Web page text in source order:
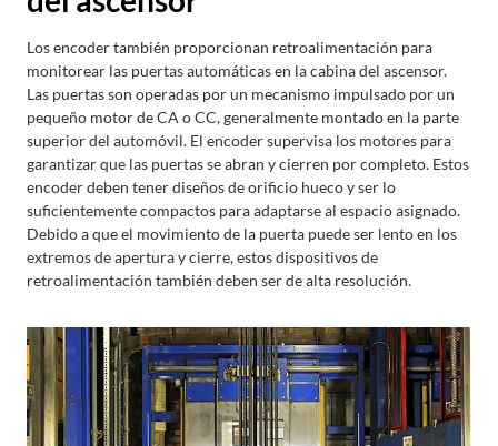
Los encoder también proporcionan retroalimentación para
monitorear las puertas automáticas en la cabina del ascensor.
Las puertas son operadas por un mecanismo impulsado por un
pequeño motor de CA o CC, generalmente montado en la parte
superior del automóvil. El encoder supervisa los motores para
garantizar que las puertas se abran y cierren por completo. Estos
encoder deben tener diseños de orificio hueco y ser lo
suficientemente compactos para adaptarse al espacio asignado.
Debido a que el movimiento de la puerta puede ser lento en los
extremos de apertura y cierre, estos dispositivos de
retroalimentación también deben ser de alta resolución.